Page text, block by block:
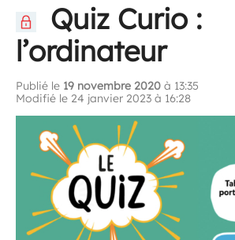
Quiz Curio :
l’ordinateur
Publié le 19 novembre 2020 à 13:35
Modifié le 24 janvier 2023 à 16:28